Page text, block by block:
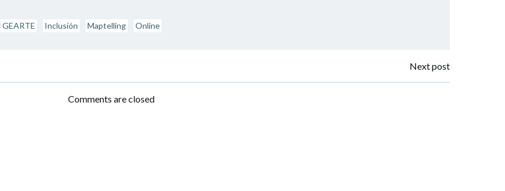
GEARTE Inclusión Maptelling Online
por
Next post
Comments are closed